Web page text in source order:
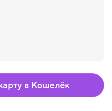
в Кошелёк